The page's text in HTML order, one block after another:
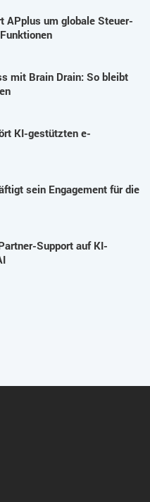
APplus um globale Steuer-
mit Brain Drain: So bleibt
KI-gestützten e-
sein Engagement für die
Support auf KI-